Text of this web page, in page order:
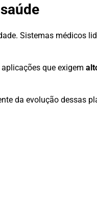
Sistemas médicos
que exigem
da evolução dessas